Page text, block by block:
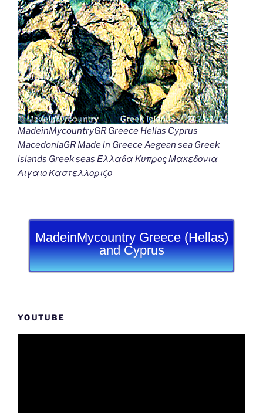
MadeinMycountryGR Greece Hellas Cyprus
MacedoniaGR Made in Greece Aegean sea Greek
islands Greek seas Ελλαδα Κυπρος Μακεδονια
Αιγαιο Καστελλοριζο
MadeinMycountry Greece (Hellas)
and Cyprus
YOUTUBE